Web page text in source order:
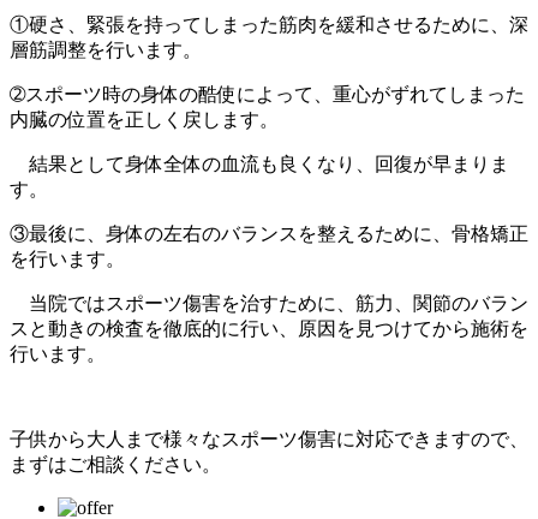
①硬さ、緊張を持ってしまった筋肉を緩和させるために、深
層筋調整を行います。
➁スポーツ時の身体の酷使によって、重心がずれてしまった
内臓の位置を正しく戻します。
結果として身体全体の血流も良くなり、回復が早まりま
す。
③最後に、身体の左右のバランスを整えるために、骨格矯正
を行います。
当院ではスポーツ傷害を治すために、筋力、関節のバラン
スと動きの検査を徹底的に行い、原因を見つけてから施術を
行います。
子供から大人まで様々なスポーツ傷害に対応できますので、
まずはご相談ください。